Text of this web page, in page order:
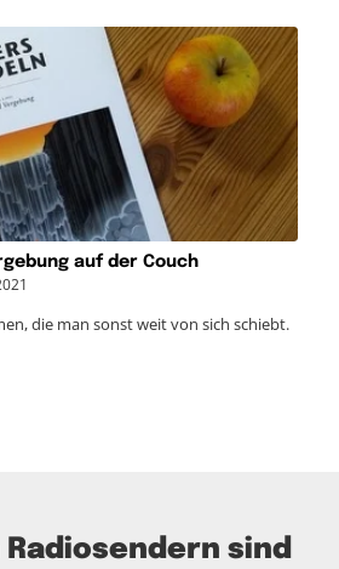
auf der Couch
die man sonst weit von sich schiebt.
Radiosendern sind